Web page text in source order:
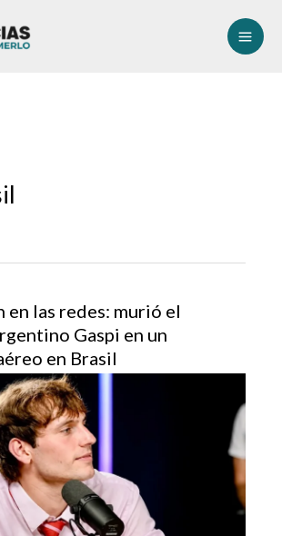
en las redes: murió el
Gaspi en un
en Brasil